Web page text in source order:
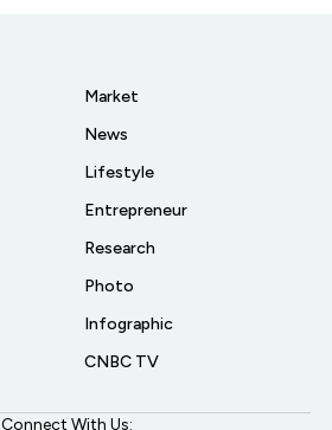
Market
News
Lifestyle
Entrepreneur
Research
Photo
Infographic
CNBC TV
Connect With Us: